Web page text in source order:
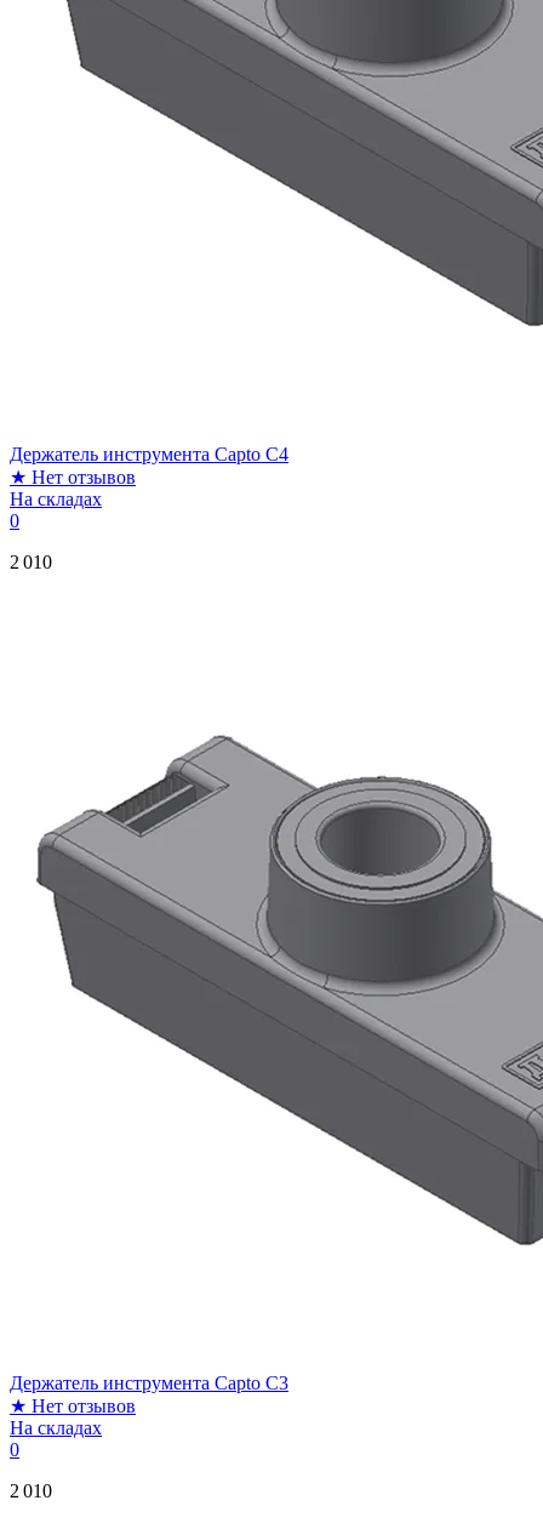
Держатель инструмента Capto C4
★ Нет отзывов
На складах
0
2 010
Держатель инструмента Capto C3
★ Нет отзывов
На складах
0
2 010